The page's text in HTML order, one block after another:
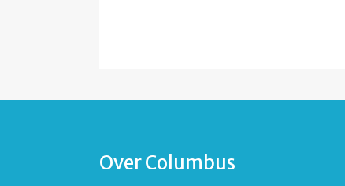
Over Columbus